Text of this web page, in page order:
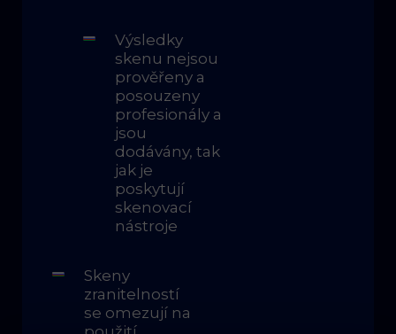
Výsledky
skenu nejsou
prověřeny a
posouzeny
profesionály a
jsou
dodávány, tak
jak je
poskytují
skenovací
nástroje
Skeny
zranitelností
se omezují na